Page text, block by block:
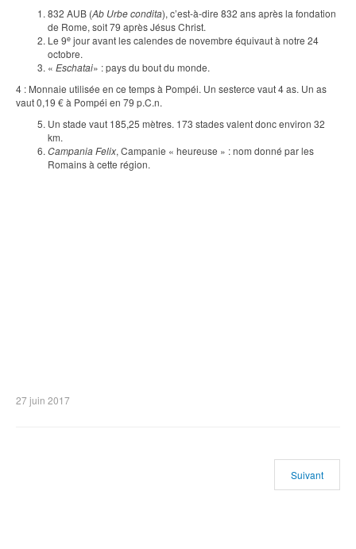
832 AUB (Ab Urbe condita), c’est-à-dire 832 ans après la fondation
de Rome, soit 79 après Jésus Christ.
Le 9e jour avant les calendes de novembre équivaut à notre 24
octobre.
« Eschatai» : pays du bout du monde.
4 : Monnaie utilisée en ce temps à Pompéi. Un sesterce vaut 4 as. Un as
vaut 0,19 € à Pompéi en 79 p.C.n.
Un stade vaut 185,25 mètres. 173 stades valent donc environ 32
km.
Campania Felix, Campanie « heureuse » : nom donné par les
Romains à cette région.
27 juin 2017
Suivant